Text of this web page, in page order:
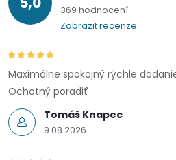
369 hodnocení
Zobrazit recenze
Tomáš Knapec
9.08.2026
Maximálne spokojný rýchle
Ochotný poradiť